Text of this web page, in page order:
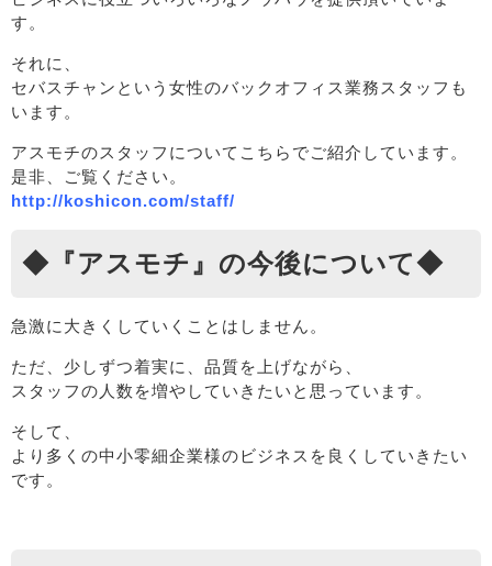
す。
それに、
セバスチャンという女性のバックオフィス業務スタッフも
います。
アスモチのスタッフについてこちらでご紹介しています。
是非、ご覧ください。
http://koshicon.com/staff/
◆『アスモチ』の今後について◆
急激に大きくしていくことはしません。
ただ、少しずつ着実に、品質を上げながら、
スタッフの人数を増やしていきたいと思っています。
そして、
より多くの中小零細企業様のビジネスを良くしていきたい
です。